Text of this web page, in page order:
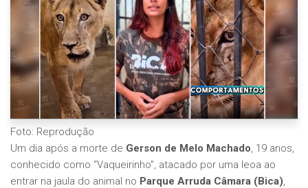
Foto: Reprodução
Um dia após a morte de Gerson de Melo Machado, 19 anos,
conhecido como “Vaqueirinho”, atacado por uma leoa ao
entrar na jaula do animal no Parque Arruda Câmara (Bica),